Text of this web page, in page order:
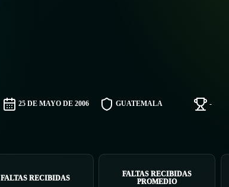
25 DE MAYO DE 2006 GUATEMALA -
FALTAS RECIBIDAS
FALTAS RECIBIDAS
PROMEDIO